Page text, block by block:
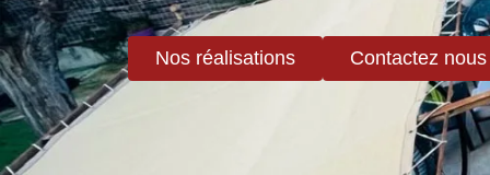
Nos réalisations Contactez nous